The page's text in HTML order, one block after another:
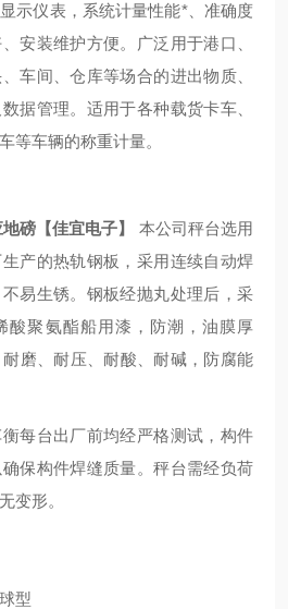
示仪表，系统计量性能*、准确度
安装维护方便。广泛用于港口、
车间、仓库等场合的进出物质、
据管理。适用于各种载货卡车、
等车辆的称重计量。
磅【佳宜电子】 本公司秤台选用
生产的热轨钢板，采用连续自动焊
易生锈。钢板经抛丸处理后，采
酸聚氨酯船用漆，防潮，油膜厚
磨、耐压、耐酸、耐碱，防腐能
每台出厂前均经严格测试，构件
保构件焊缝质量。秤台需经负荷
变形。
型